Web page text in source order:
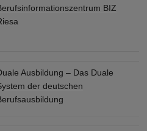
BIZ
Ausbildung – Das Duale
der deutschen